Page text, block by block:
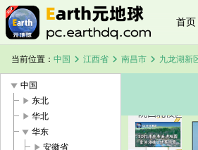
首页
当前位置： 中国 chevron_right 江西省 chevron_right 南昌市 chevron_right 九龙湖新
play_arrow 中国
play_arrow 东北
play_arrow 华北
play_arrow 华东
play_arrow 安徽省
+